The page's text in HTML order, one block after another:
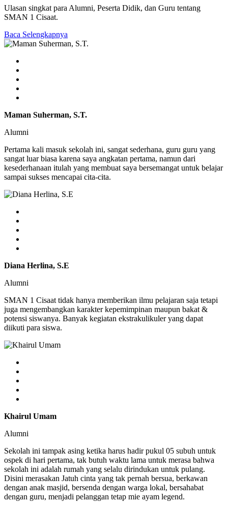
Ulasan singkat para Alumni, Peserta Didik, dan Guru tentang
SMAN 1 Cisaat.
Baca Selengkapnya
Maman Suherman, S.T.
Alumni
Pertama kali masuk sekolah ini, sangat sederhana, guru guru yang
sangat luar biasa karena saya angkatan pertama, namun dari
kesederhanaan itulah yang membuat saya bersemangat untuk belajar
sampai sukses mencapai cita-cita.
Diana Herlina, S.E
Alumni
SMAN 1 Cisaat tidak hanya memberikan ilmu pelajaran saja tetapi
juga mengembangkan karakter kepemimpinan maupun bakat &
potensi siswanya. Banyak kegiatan ekstrakulikuler yang dapat
diikuti para siswa.
Khairul Umam
Alumni
Sekolah ini tampak asing ketika harus hadir pukul 05 subuh untuk
ospek di hari pertama, tak butuh waktu lama untuk merasa bahwa
sekolah ini adalah rumah yang selalu dirindukan untuk pulang.
Disini merasakan Jatuh cinta yang tak pernah bersua, berkawan
dengan anak masjid, bersenda dengan warga lokal, bersahabat
dengan guru, menjadi pelanggan tetap mie ayam legend.